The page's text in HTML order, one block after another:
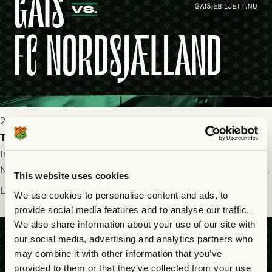
This website uses cookies
We use cookies to personalise content and ads, to
provide social media features and to analyse our traffic.
We also share information about your use of our site with
our social media, advertising and analytics partners who
may combine it with other information that you’ve
provided to them or that they’ve collected from your use
2026-07-22 19:00
Truppen till GAIS - FC Nordsjælland 23/7
Imorgon torsdag spelar GAIS herrar hemma mot FC
Nordsjælland på Gamla Ullevi med avspark kl 19.00! Fredrik
Holmberg och ledarstaben har tagit ut följande trupp till
matchen:
Läs mer